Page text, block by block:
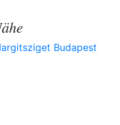
Budapest